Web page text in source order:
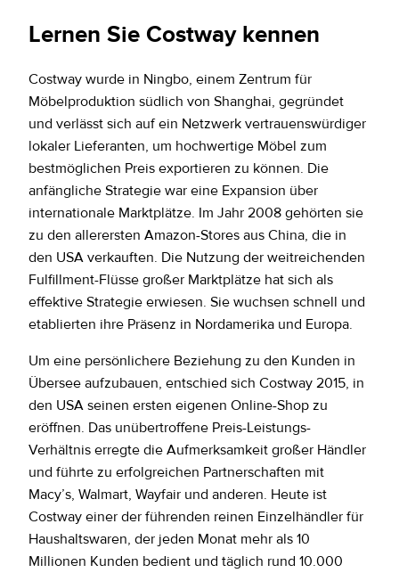
Lernen Sie Costway kennen
Costway wurde in Ningbo, einem Zentrum für
Möbelproduktion südlich von Shanghai, gegründet
und verlässt sich auf ein Netzwerk vertrauenswürdiger
lokaler Lieferanten, um hochwertige Möbel zum
bestmöglichen Preis exportieren zu können. Die
anfängliche Strategie war eine Expansion über
internationale Marktplätze. Im Jahr 2008 gehörten sie
zu den allerersten Amazon-Stores aus China, die in
den USA verkauften. Die Nutzung der weitreichenden
Fulfillment-Flüsse großer Marktplätze hat sich als
effektive Strategie erwiesen. Sie wuchsen schnell und
etablierten ihre Präsenz in Nordamerika und Europa.
Um eine persönlichere Beziehung zu den Kunden in
Übersee aufzubauen, entschied sich Costway 2015, in
den USA seinen ersten eigenen Online-Shop zu
eröffnen. Das unübertroffene Preis-Leistungs-
Verhältnis erregte die Aufmerksamkeit großer Händler
und führte zu erfolgreichen Partnerschaften mit
Macy’s, Walmart, Wayfair und anderen. Heute ist
Costway einer der führenden reinen Einzelhändler für
Haushaltswaren, der jeden Monat mehr als 10
Millionen Kunden bedient und täglich rund 10.000